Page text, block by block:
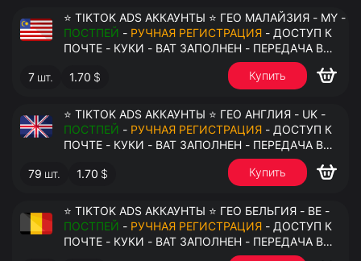
⭐ TIKTOK ADS АККАУНТЫ ⭐ ГЕО МАЛАЙЗИЯ - MY -
ПОСТПЕЙ - РУЧНАЯ РЕГИСТРАЦИЯ - ДОСТУП К
ПОЧТЕ - КУКИ - ВАТ ЗАПОЛНЕН - ПЕРЕДАЧА В
7 шт. 1.70 $ Купить
⭐ TIKTOK ADS АККАУНТЫ ⭐ ГЕО АНГЛИЯ - UK -
ПОСТПЕЙ - РУЧНАЯ РЕГИСТРАЦИЯ - ДОСТУП К
ПОЧТЕ - КУКИ - ВАТ ЗАПОЛНЕН - ПЕРЕДАЧА В
79 шт. 1.70 $ Купить
⭐ TIKTOK ADS АККАУНТЫ ⭐ ГЕО БЕЛЬГИЯ - BE -
ПОСТПЕЙ - РУЧНАЯ РЕГИСТРАЦИЯ - ДОСТУП К
ПОЧТЕ - КУКИ - ВАТ ЗАПОЛНЕН - ПЕРЕДАЧА В